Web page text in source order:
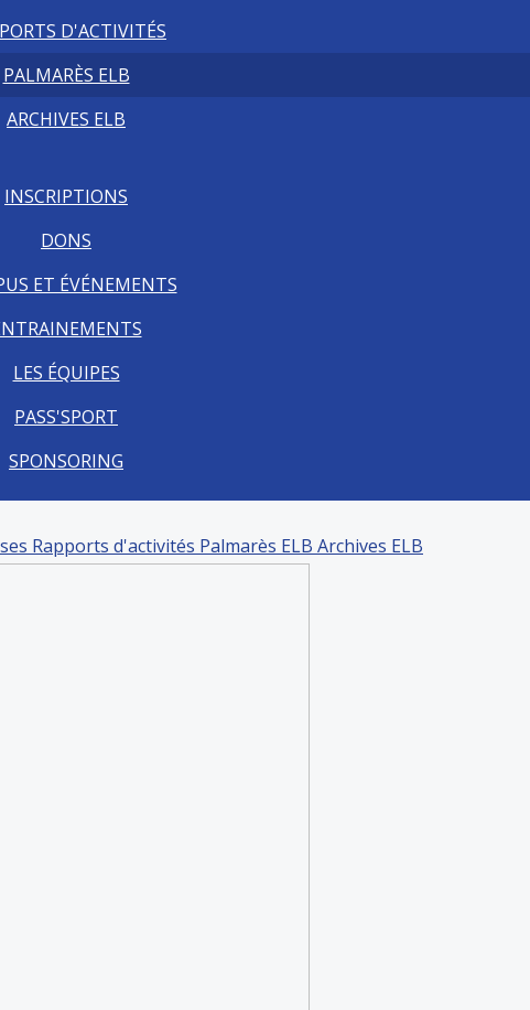
D'ACTIVITÉS
PALMARÈS ELB
ARCHIVES ELB
INSCRIPTIONS
DONS
ET ÉVÉNEMENTS
LES ÉQUIPES
PASS'SPORT
SPONSORING
Rapports d'activités Palmarès ELB Archives ELB